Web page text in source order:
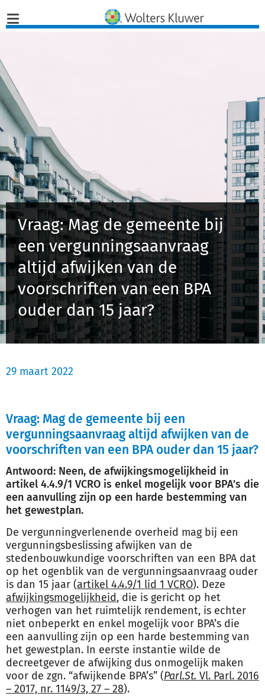
Nieuws
Opinies
Infographics
Producten
Opleidingen
Juridisch Advies
Schulinck Omgevingsrecht Databank
Over ons
Contact
Registreren
Vraag: Mag de gemeente bij
een vergunningsaanvraag
altijd afwijken van de
voorschriften van een BPA
ouder dan 15 jaar?
29 maart 2022
Vraag: Mag de gemeente bij een
vergunningsaanvraag altijd afwijken van de
voorschriften van een BPA ouder dan 15 jaar?
Antwoord: Neen, de afwijkingsmogelijkheid in
artikel 4.4.9/1 VCRO is enkel mogelijk voor BPA’s die
een aanvulling zijn op een harde bestemming van
het gewestplan.
De vergunningverlenende overheid mag bij een
vergunningsbeslissing afwijken van de
stedenbouwkundige voorschriften van een BPA dat
op het ogenblik van de vergunningsaanvraag ouder
is dan 15 jaar (artikel 4.4.9/1 lid 1 VCRO). Deze
afwijkingsmogelijkheid, die is gericht op het
verhogen van het ruimtelijk rendement, is echter
niet onbeperkt en enkel mogelijk voor BPA’s die
een aanvulling zijn op een harde bestemming van
het gewestplan. In eerste instantie wilde de
decreetgever de afwijking dus onmogelijk maken
voor de zgn. “afwijkende BPA’s” (Parl.St. Vl. Parl. 2016
– 2017, nr. 1149/3, 27 – 28).